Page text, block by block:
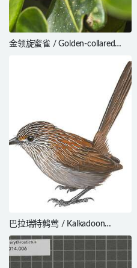
金领旋蜜雀 / Golden-collared
巴拉瑞特鹩莺 / Kalkadoon
Grasswren / Amytornis ballarae